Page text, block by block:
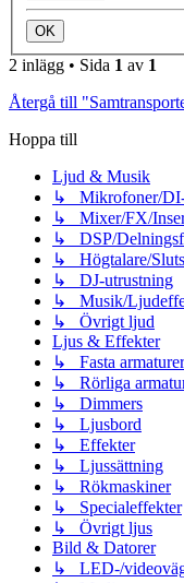
2 inlägg • Sida 1 av 1
Återgå till
Hoppa till
Ljud & Musik
↳ Mikrofoner/
↳ Mixer/FX/
↳ DSP/
↳ Högtalare/
↳ DJ-utrustning
↳ Musik/
↳ Övrigt ljud
Ljus & Effekter
↳ Fasta armaturer
↳ Rörliga
↳ Dimmers
↳ Ljusbord
↳ Effekter
↳ Ljussättning
↳ Rökmaskiner
↳ Specialeffekter
↳ Övrigt ljus
Bild & Datorer
↳ LED-/